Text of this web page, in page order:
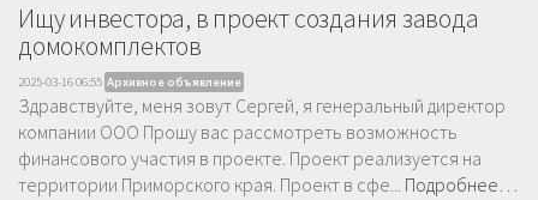
Ищу инвестора, в проект создания завода
домокомплектов
2025-03-16 06:55 Архивное объявление
Здравствуйте, меня зовут Сергей, я генеральный директор
компании ООО Прошу вас рассмотреть возможность
финансового участия в проекте. Проект реализуется на
территории Приморского края. Проект в сфе... Подробнее…